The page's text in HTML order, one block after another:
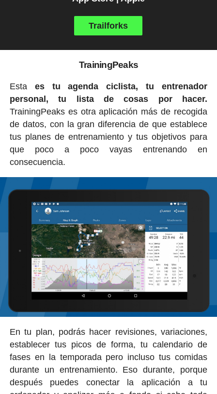
Trailforks
TrainingPeaks
Esta es tu agenda ciclista, tu entrenador
personal, tu lista de cosas por hacer.
TrainingPeaks es otra aplicación más de recogida
de datos, con la gran diferencia de que establece
tus planes de entrenamiento y tus objetivos para
que poco a poco vayas entrenando en
consecuencia.
En tu plan, podrás hacer revisiones, variaciones,
establecer tus picos de forma, tu calendario de
fases en la temporada pero incluso tus comidas
durante un entrenamiento. Eso durante, porque
después puedes conectar la aplicación a tu